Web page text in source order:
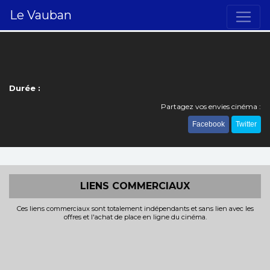
Le Vauban
Durée :
Partagez vos envies cinéma :
Facebook Twitter
LIENS COMMERCIAUX
Ces liens commerciaux sont totalement indépendants et sans lien avec les
offres et l'achat de place en ligne du cinéma.